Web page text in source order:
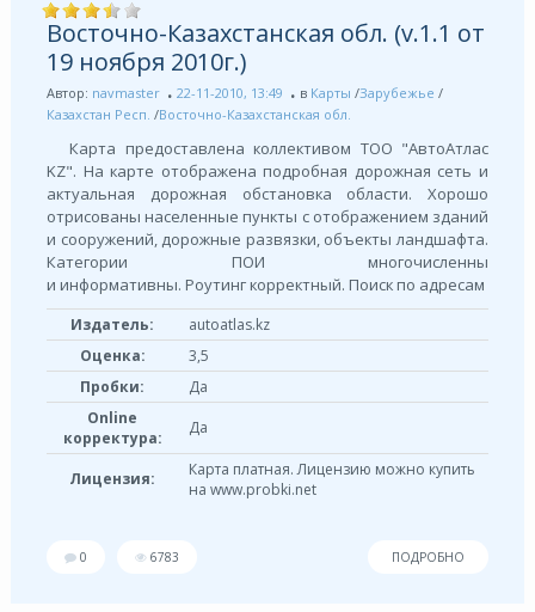
Восточно-Казахстанская обл. (v.1.1 от
19 ноября 2010г.)
Автор: navmaster 22-11-2010, 13:49 в Карты /Зарубежье /
Казахстан Респ. /Восточно-Казахстанская обл.
Карта предоставлена коллективом ТОО "АвтоАтлас
KZ". На карте отображена подробная дорожная сеть и
актуальная дорожная обстановка области. Хорошо
отрисованы населенные пункты с отображением зданий
и сооружений, дорожные развязки, объекты ландшафта.
Категории ПОИ многочисленны
и информативны. Роутинг корректный. Поиск по адресам
Издатель:
autoatlas.kz
Оценка:
3,5
Пробки:
Да
Online
корректура:
Да
Лицензия:
Карта платная. Лицензию можно купить
на www.probki.net
0 6783 ПОДРОБНО